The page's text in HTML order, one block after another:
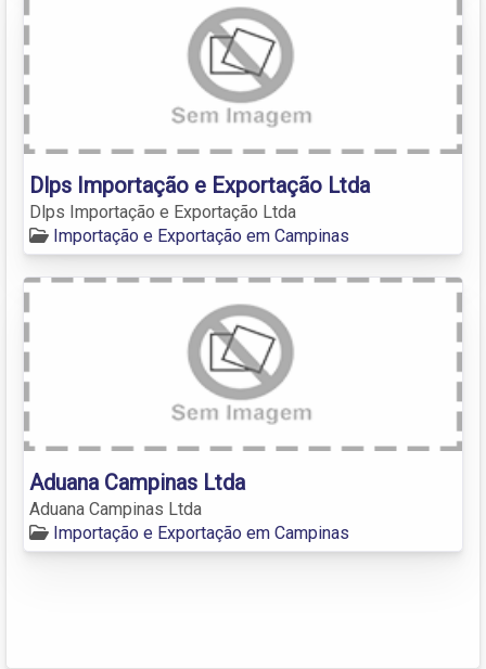
Dlps Importação e Exportação Ltda
Dlps Importação e Exportação Ltda
Importação e Exportação em Campinas
Aduana Campinas Ltda
Aduana Campinas Ltda
Importação e Exportação em Campinas